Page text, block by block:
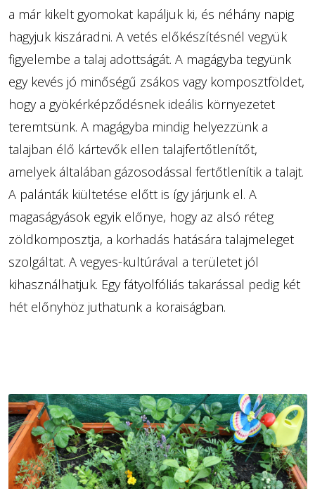
a már kikelt gyomokat kapáljuk ki, és néhány napig
hagyjuk kiszáradni. A vetés előkészítésnél vegyük
figyelembe a talaj adottságát. A magágyba tegyünk
egy kevés jó minőségű zsákos vagy komposztföldet,
hogy a gyökérképződésnek ideális környezetet
teremtsünk. A magágyba mindig helyezzünk a
talajban élő kártevők ellen talajfertőtlenítőt,
amelyek általában gázosodással fertőtlenítik a talajt.
A palánták kiültetése előtt is így járjunk el. A
magaságyások egyik előnye, hogy az alsó réteg
zöldkomposztja, a korhadás hatására talajmeleget
szolgáltat. A vegyes-kultúrával a területet jól
kihasználhatjuk. Egy fátyolfóliás takarással pedig két
hét előnyhöz juthatunk a koraiságban.